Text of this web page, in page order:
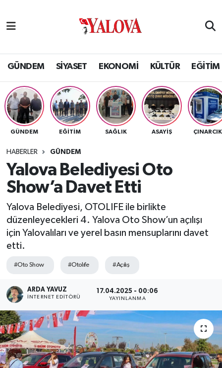
GÜNDEM SİYASET EKONOMİ KÜLTÜR EĞİTİM
GÜNDEM EĞİTİM SAĞLIK ASAYİŞ ÇINARCIK
HABERLER GÜNDEM
Yalova Belediyesi Oto
Show’a Davet Etti
Yalova Belediyesi, OTOLIFE ile birlikte
düzenleyecekleri 4. Yalova Oto Show’un açılışı
için Yalovalıları ve yerel basın mensuplarını davet
etti.
#Oto Show #Otolıfe #Açılış
ARDA YAVUZ
İNTERNET EDITÖRÜ
17.04.2025 - 00:06
YAYINLANMA
SİYASET
EKONOMİ
KÜLTÜR
BİLİM VE TEKNOLOJİ
ASAYİŞ
SAĞLIK
ULUSAL
İLÇELERİMİZ
RESMİ İLAN
Yalova Nöbetçi Eczaneler
Yalova Hava Durumu
Yalova Namaz Vakitleri
Yalova Trafik Yoğunluk Haritası
Tüm Manşetler
Son Dakika Haberleri
Haber Arşivi